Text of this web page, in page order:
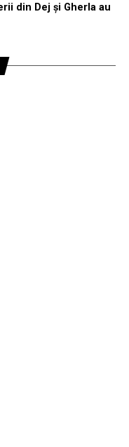
din Dej și Gherla au